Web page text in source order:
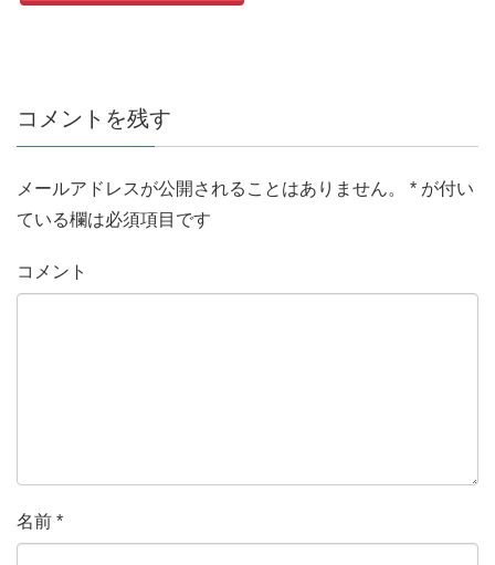
コメントを残す
メールアドレスが公開されることはありません。 * が付い
ている欄は必須項目です
コメント
名前 *